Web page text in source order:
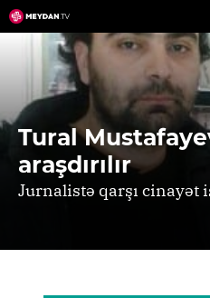
Skip
to
content
Tural
araşdırılır
Jurnalistə qarşı cinayət